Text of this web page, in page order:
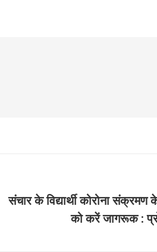
संचार के विद्यार्थी कोरोना संक्रमण
को करें जागरूक :